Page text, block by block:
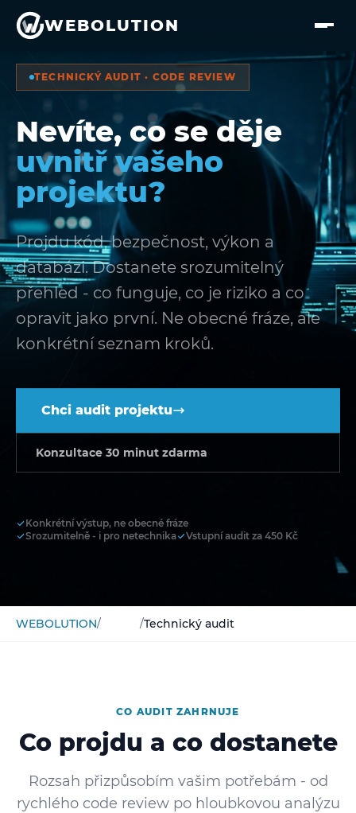
Přejít na hlavní obsah
WEBOLUTION
TECHNICKÝ AUDIT · CODE REVIEW
Nevíte, co se děje
uvnitř vašeho
projektu?
Projdu kód, bezpečnost, výkon a
databázi. Dostanete srozumitelný
přehled - co funguje, co je riziko a co
opravit jako první. Ne obecné fráze, ale
konkrétní seznam kroků.
Chci audit projektu
Konzultace 30 minut zdarma
Konkrétní výstup, ne obecné fráze
Srozumitelně - i pro netechnika
Vstupní audit za 450 Kč
WEBOLUTION/ /Technický audit
CO AUDIT ZAHRNUJE
Co projdu a co dostanete
Rozsah přizpůsobím vašim potřebám - od
rychlého code review po hloubkovou analýzu